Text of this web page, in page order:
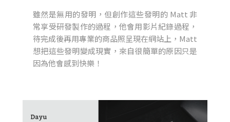
雖然是無用的發明，但創作這些發明的 Matt 非
常享受研發製作的過程，他會用影片紀錄過程，
待完成後再用專業的商品照呈現在網站上，Matt
想把這些發明變成現實，來自很簡單的原因只是
因為他會感到快樂！